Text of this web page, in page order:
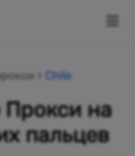
Chile
на
пальцев